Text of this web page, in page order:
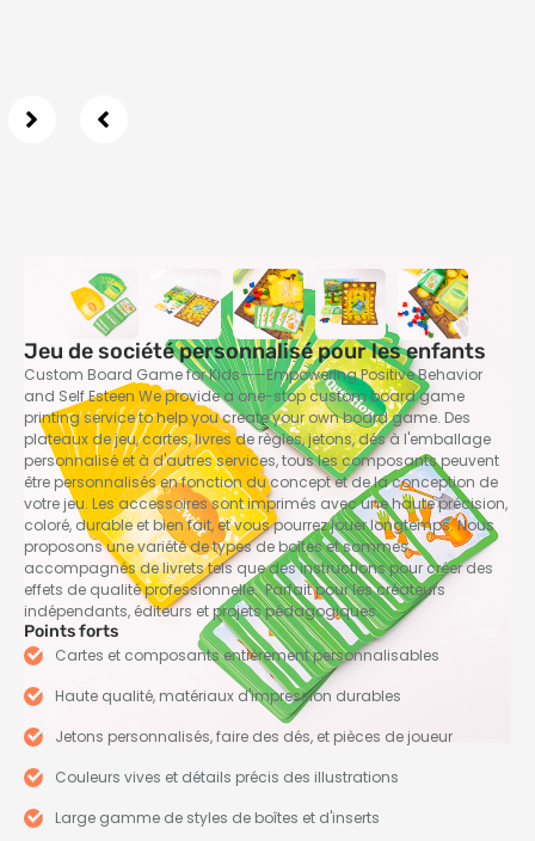
Jeu de société personnalisé pour les enfants
Custom Board Game for Kids——Empowering Positive Behavior
and Self Esteen We provide a one-stop custom board game
printing service to help you create your own board game. Des
plateaux de jeu, cartes, livres de règles, jetons, dés à l'emballage
personnalisé et à d'autres services, tous les composants peuvent
être personnalisés en fonction du concept et de la conception de
votre jeu. Les accessoires sont imprimés avec une haute précision,
coloré, durable et bien fait, et vous pourrez jouer longtemps. Nous
proposons une variété de types de boîtes et sommes
accompagnés de livrets tels que des instructions pour créer des
effets de qualité professionnelle.. Parfait pour les créateurs
indépendants, éditeurs et projets pédagogiques.
Points forts
Cartes et composants entièrement personnalisables
Haute qualité, matériaux d'impression durables
Jetons personnalisés, faire des dés, et pièces de joueur
Couleurs vives et détails précis des illustrations
Large gamme de styles de boîtes et d'inserts